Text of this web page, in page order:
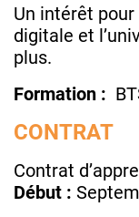
Un intérêt
digitale et
plus.
Formation :
CONTRAT
Contrat
Début :